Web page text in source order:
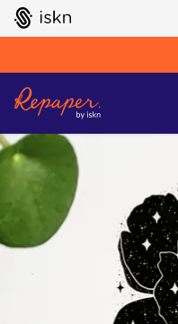
GO TO ISKN HOME